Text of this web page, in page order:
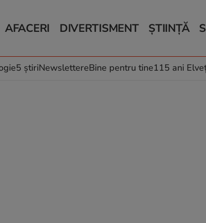
AFACERI
Auto
Locuri de muncă
DIVERTISMENT
Horoscop
Muzică și Filme
ȘTIINȚĂ
Schimbări
5 știriNewslettereBine pentru tine115 ani